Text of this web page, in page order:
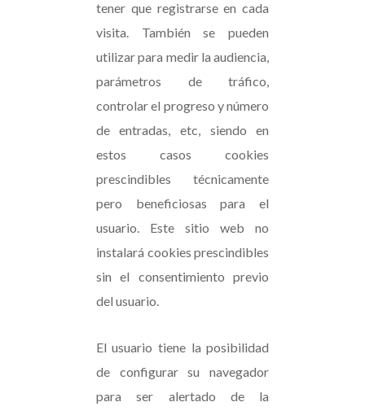
tener que registrarse en cada
visita. También se pueden
utilizar para medir la audiencia,
parámetros de tráfico,
controlar el progreso y número
de entradas, etc, siendo en
estos casos cookies
prescindibles técnicamente
pero beneficiosas para el
usuario. Este sitio web no
instalará cookies prescindibles
sin el consentimiento previo
del usuario.
El usuario tiene la posibilidad
de configurar su navegador
para ser alertado de la